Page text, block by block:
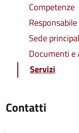
Competenze
Responsabile
Sede
Documenti e
Servizi
Contatti